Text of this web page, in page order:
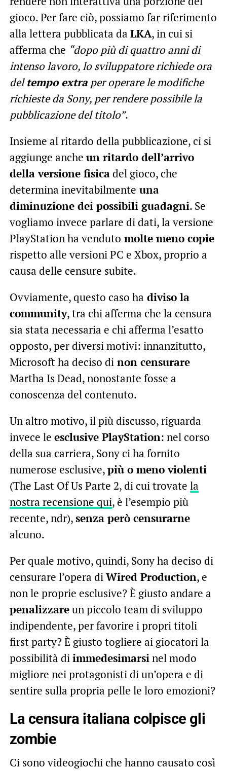
gioco. Per fare ciò, possiamo far riferimento
alla lettera pubblicata da LKA, in cui si
afferma che “dopo più di quattro anni di
intenso lavoro, lo sviluppatore richiede ora
deltempo extraper operare le modifiche
richieste da Sony, per rendere possibile la
pubblicazione del titolo”.
Insieme al ritardo della pubblicazione, ci si
aggiunge anche un ritardo dell’arrivo
della versione fisicadel gioco, che
determina inevitabilmente una
diminuzione dei possibili guadagni. Se
vogliamo invece parlare di dati, la versione
PlayStation ha venduto molte meno copie
rispetto alle versioni PC e Xbox, proprio a
causa delle censure subite.
Ovviamente, questo caso ha diviso la
community, tra chi afferma che la censura
sia stata necessaria e chi afferma l’esatto
opposto, per diversi motivi: innanzitutto,
Microsoft ha deciso dinon censurare
Martha Is Dead, nonostante fosse a
conoscenza del contenuto.
Un altro motivo, il più discusso, riguarda
invece le esclusive PlayStation: nel corso
della sua carriera, Sony ci ha fornito
numerose esclusive,più o meno violenti
(The Last Of Us Parte 2, di cui trovate la
nostra recensione qui, è l’esempio più
recente, ndr),senza però censurarne
alcuno.
Per quale motivo, quindi, Sony ha deciso di
censurare l’opera diWired Production, e
non le proprie esclusive? È giusto andare a
penalizzareun piccolo team di sviluppo
indipendente, per favorire i propri titoli
first party? È giusto togliere ai giocatori la
possibilità diimmedesimarsinel modo
migliore nei protagonisti di un’opera e di
sentire sulla propria pelle le loro emozioni?
La censura italiana colpisce gli
zombie
Ci sono videogiochi che hanno causato così